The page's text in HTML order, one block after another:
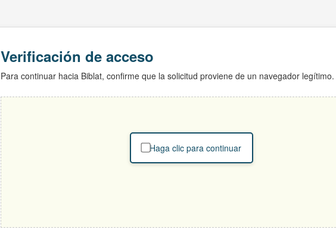
Verificación de acceso
Para continuar hacia Biblat, confirme que la solicitud proviene de un navegador legítimo.
Haga clic para continuar